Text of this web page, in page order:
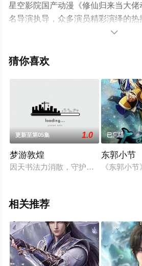
星空影院国产动漫《修仙归来当大
名导演执导，众多演员精彩演绎的
看高清无删减完整版动漫全集就上星

猜你喜欢
更新至第05集 1.0
梦游敦煌
因天书法力消散，守护之地“敦煌”将
已完结
东郭小节
《东郭小
相关推荐